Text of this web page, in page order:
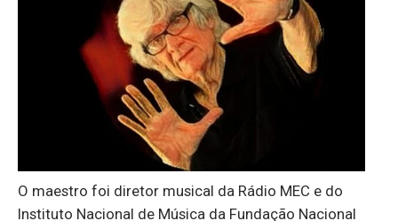
O maestro foi diretor musical da Rádio MEC e do
Instituto Nacional de Música da Fundação Nacional